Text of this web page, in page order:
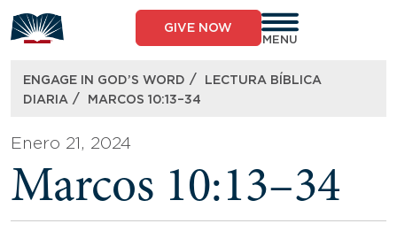
to
content
GIVE NOW
MENU
ENGAGE IN GOD’S WORD /
LECTURA BÍBLICA
DIARIA / MARCOS 10:13–34
Enero 21, 2024
Marcos 10:13–34